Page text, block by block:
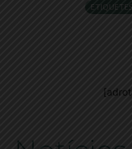
ETIQUETES